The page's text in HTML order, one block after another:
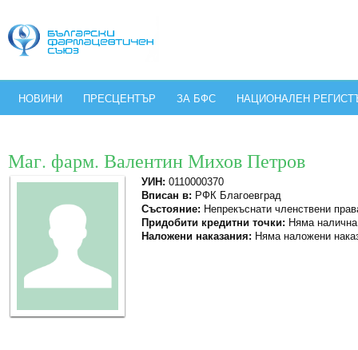
НОВИНИ ПРЕСЦЕНТЪР ЗА БФС НАЦИОНАЛЕН
Маг. фарм. Валентин Михов Петров
УИН: 0110000370
Вписан в: РФК Благоевград
Състояние: Непрекъснати членствени
Придобити кредитни точки: Няма
Наложени наказания: Няма наложени